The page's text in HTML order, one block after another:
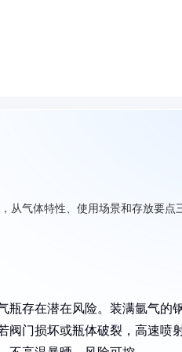
从气体特性、使用场景和存放要
存在潜在风险。装满氩气的
阀门损坏或瓶体破裂，高速喷